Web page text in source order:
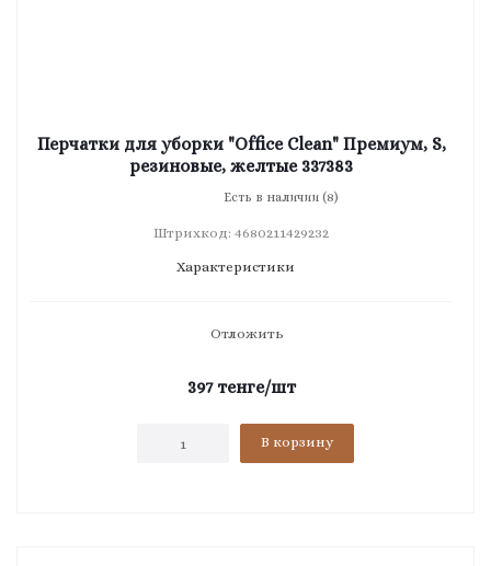
Перчатки для уборки "Office Clean" Премиум, S,
резиновые, желтые 337383
Есть в наличии (8)
Штрихкод: 4680211429232
Характеристики
Отложить
397тенге/шт
В корзину